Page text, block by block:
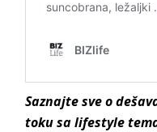
Saznajte sve o
toku sa lifestyle